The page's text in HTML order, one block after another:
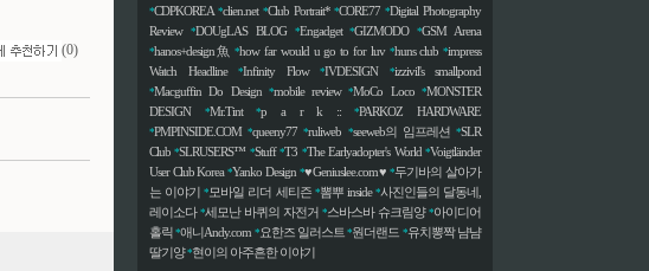
(0)
*CDPKOREA *clien.net *Club Portrait* *CORE77 *Digital Photography
Review
*DOUgLAS BLOG *Engadget *GIZMODO *GSM Arena
*hanos+design魚 *how far would u go to for luv *huns club *impress
Watch Headline
*Infinity Flow *IVDESIGN *izzivil's smallpond
*Macguffin Do Design *mobile review *MoCo Loco *MONSTER
DESIGN
*Mr.Tint *p a r k :: *PARKOZ HARDWARE
*PMPINSIDE.COM *queeny77 *ruliweb *seeweb의 임프레션 *SLR
Club *SLRUSERS™ *Stuff *T3 *The Earlyadopter's World *Voigtländer
User Club Korea *Yanko Design *♥Geniuslee.com♥ *두기바의 살아가
는 이야기 * 모바일 리더 세티즌 *뽐뿌 inside *사진인들의 달동네,
레이소다 *세모난 바퀴의 자전거 *스바스바 슈크림양 *아이디어
홀릭 *애니Andy.com *요한즈 일러스트 *원더랜드 *유치뽕짝 냠냠
딸기양 *현이의 아주흔한 이야기